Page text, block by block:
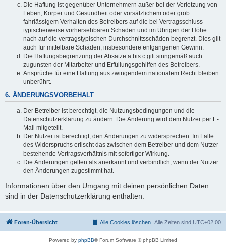
Die Haftung ist gegenüber Unternehmern außer bei der Verletzung von
Leben, Körper und Gesundheit oder vorsätzlichem oder grob
fahrlässigem Verhalten des Betreibers auf die bei Vertragsschluss
typischerweise vorhersehbaren Schäden und im Übrigen der Höhe
nach auf die vertragstypischen Durchschnittsschäden begrenzt. Dies gilt
auch für mittelbare Schäden, insbesondere entgangenen Gewinn.
Die Haftungsbegrenzung der Absätze a bis c gilt sinngemäß auch
zugunsten der Mitarbeiter und Erfüllungsgehilfen des Betreibers.
Ansprüche für eine Haftung aus zwingendem nationalem Recht bleiben
unberührt.
6. ÄNDERUNGSVORBEHALT
Der Betreiber ist berechtigt, die Nutzungsbedingungen und die
Datenschutzerklärung zu ändern. Die Änderung wird dem Nutzer per E-
Mail mitgeteilt.
Der Nutzer ist berechtigt, den Änderungen zu widersprechen. Im Falle
des Widerspruchs erlischt das zwischen dem Betreiber und dem Nutzer
bestehende Vertragsverhältnis mit sofortiger Wirkung.
Die Änderungen gelten als anerkannt und verbindlich, wenn der Nutzer
den Änderungen zugestimmt hat.
Informationen über den Umgang mit deinen persönlichen Daten
sind in der Datenschutzerklärung enthalten.
Foren-Übersicht Alle Zeiten sind UTC+02:00
Alle Cookies löschen
Powered by phpBB® Forum Software © phpBB Limited